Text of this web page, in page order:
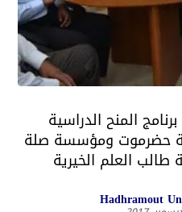
المنح الدراسية
حضرموت ومؤسسة صلة
طالب العلم الخيرية
Hadhramout